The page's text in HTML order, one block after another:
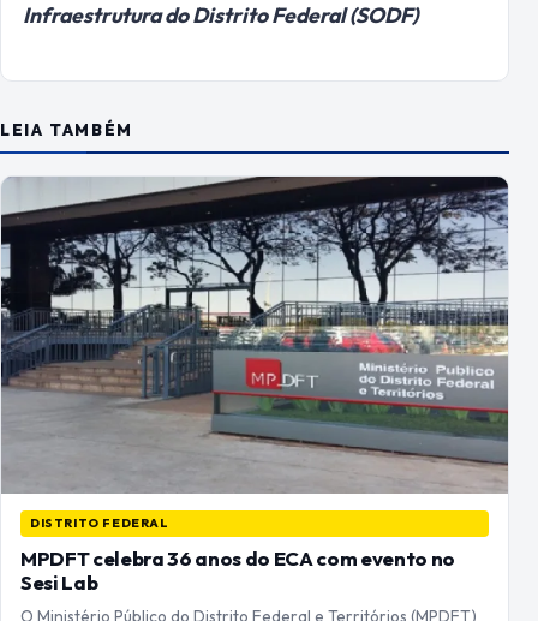
Infraestrutura do Distrito Federal (SODF)
LEIA TAMBÉM
DISTRITO FEDERAL
MPDFT celebra 36 anos do ECA com evento no
Sesi Lab
O Ministério Público do Distrito Federal e Territórios (MPDFT)